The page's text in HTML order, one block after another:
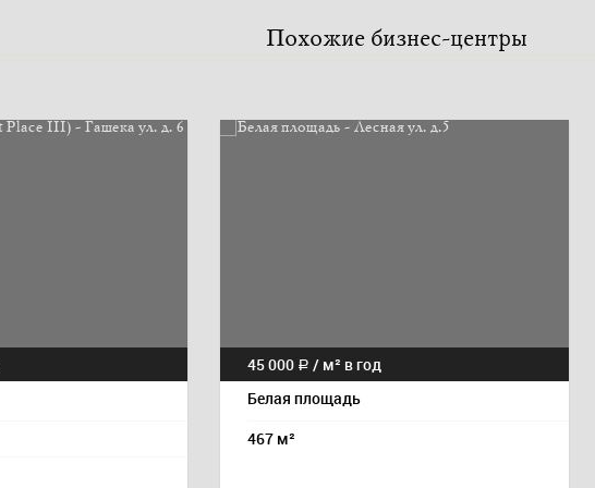
Похожие бизнес-центры
45 000 a / м² в год
Белая площадь
467 м²